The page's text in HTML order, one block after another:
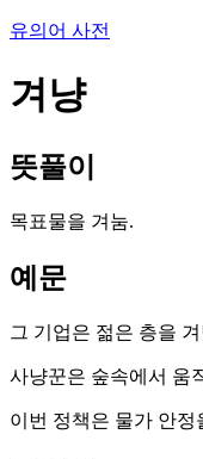
유의어 사전
겨냥
뜻풀이
목표물을 겨눔.
예문
그 기업은 젊은 층을
사냥꾼은 숲속에서 움
이번 정책은 물가 안